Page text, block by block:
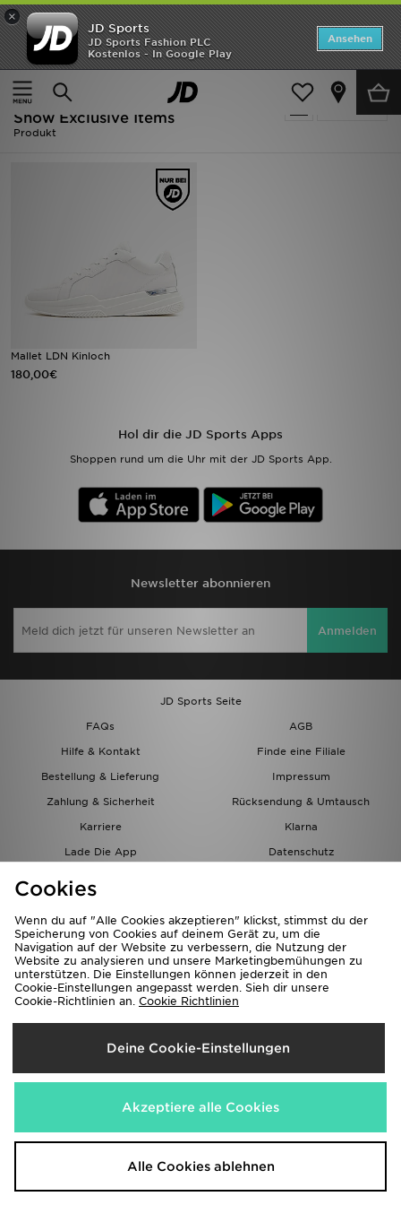
×
JD Sports
JD Sports Fashion PLC
Kostenlos - In Google Play
Ansehen
Startseite
Herren
verfeinern
Herren - Weiss Mallet LDN Only
Show Exclusive Items
Produkt
Mallet LDN Kinloch
180,00€
Hol dir die JD Sports Apps
Shoppen rund um die Uhr mit der JD Sports App.
Newsletter abonnieren
Anmelden
JD Sports Seite
FAQs
AGB
Hilfe & Kontakt
Finde eine Filiale
Bestellung & Lieferung
Impressum
Zahlung & Sicherheit
Rücksendung & Umtausch
Karriere
Klarna
Lade Die App
Datenschutz
Lieferung Nach
Österreich
Wir akzeptieren folgende Zahlungsmethoden
Corporate Website www.jdplc.com
Startseite
ANGEBOTE
Marken
Bestsellers
JD Exklusives
Geschenkkarte
Mein JD
Hilfe & Kontakt
Trending Styles
Cookies
Wenn du auf "Alle Cookies akzeptieren" klickst, stimmst du der
Speicherung von Cookies auf deinem Gerät zu, um die
Navigation auf der Website zu verbessern, die Nutzung der
Website zu analysieren und unsere Marketingbemühungen zu
unterstützen. Die Einstellungen können jederzeit in den
Cookie-Einstellungen angepasst werden. Sieh dir unsere
Cookie-Richtlinien an. Cookie Richtlinien
Deine Cookie-Einstellungen
Akzeptiere alle Cookies
Alle Cookies ablehnen